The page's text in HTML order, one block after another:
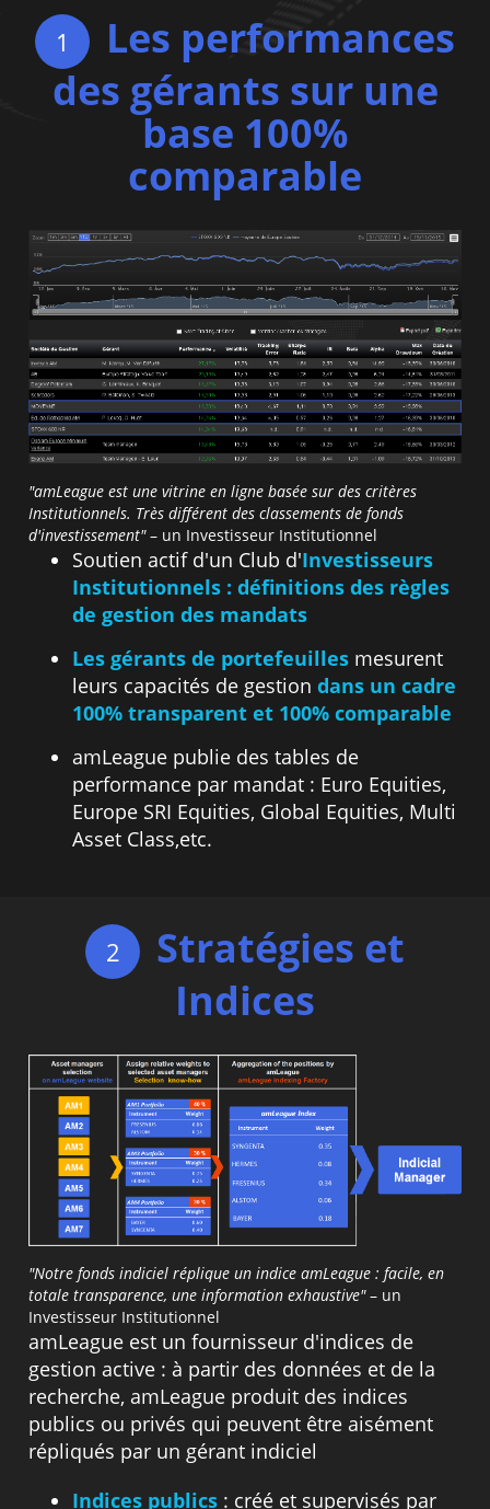
1
Les performances
des gérants sur une
base 100%
comparable
"amLeague est une vitrine en ligne basée sur des critères
Institutionnels. Très différent des classements de fonds
d'investissement"– un Investisseur Institutionnel
Soutien actif d'un Club d'Investisseurs
Institutionnels : définitions des règles
de gestion des mandats
Les gérants de portefeuilles mesurent
leurs capacités de gestiondans un cadre
100% transparent et 100% comparable
amLeague publie des tables de
performance par mandat : Euro Equities,
Europe SRI Equities, Global Equities, Multi
Asset Class,etc.
2
Stratégies et
Indices
"Notre fonds indiciel réplique un indice amLeague : facile, en
totale transparence, une information exhaustive"– un
Investisseur Institutionnel
amLeague est un fournisseur d'indices de
gestion active : à partir des données et de la
recherche, amLeague produit des indices
publics ou privés qui peuvent être aisément
répliqués par un gérant indiciel
Indices publics : créé et supervisés par